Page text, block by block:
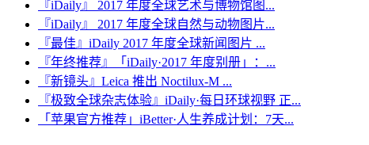
『iDaily』 2017 年度全球艺术与博物馆图...
『iDaily』 2017 年度全球自然与动物图片...
『最佳』iDaily 2017 年度全球新闻图片 ...
『年终推荐』「iDaily·2017 年度别册」：...
『新镜头』Leica 推出 Noctilux-M ...
『极致全球杂志体验』iDaily·每日环球视野 正...
「苹果官方推荐」iBetter·人生养成计划：7天...